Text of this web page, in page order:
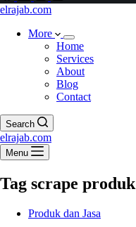
elrajab.com
More
Home
Services
About
Blog
Contact
Search
elrajab.com
Menu
Tag scrape produk
Produk dan Jasa